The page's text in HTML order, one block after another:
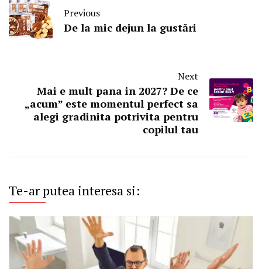
Previous
De la mic dejun la gustări
Next
Mai e mult pana in 2027? De ce
„acum” este momentul perfect sa
alegi gradinita potrivita pentru
copilul tau
Te-ar putea interesa si: